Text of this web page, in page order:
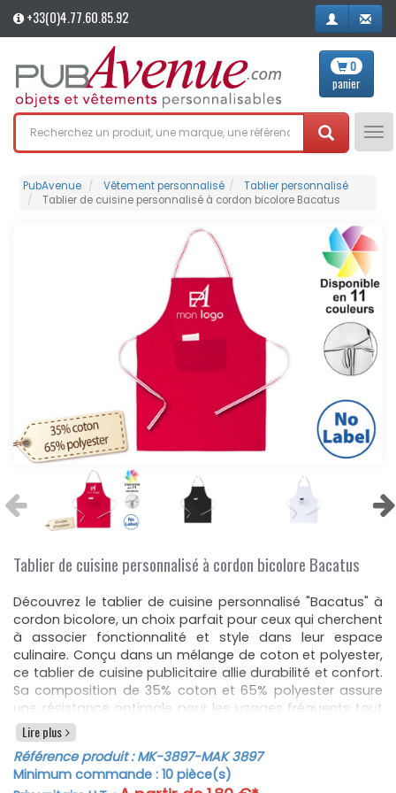
+33(0)4.77.60.85.92
0
panier
PubAvenue Vêtement personnalisé
Tablier personnalisé
Tablier de cuisine personnalisé à cordon bicolore Bacatus
Tablier de cuisine personnalisé à cordon bicolore Bacatus
Découvrez le tablier de cuisine personnalisé "Bacatus" à
cordon bicolore, un choix parfait pour ceux qui cherchent
à associer fonctionnalité et style dans leur espace
culinaire. Conçu dans un mélange de coton et polyester,
ce tablier de cuisine publicitaire allie durabilité et confort.
Sa composition de 35% coton et 65% polyester assure
une résistance optimale pour les usages fréquents tout
en facilitant l'entretien.
Avec une longueur de 65 cm et une hauteur de 90 cm, ce
tablier de cuisine couvre efficacement pour protéger vos
vêtements des éclaboussures et autres salissures. Le
Lire plus
Référence produit :MK-3897-MAK 3897
Minimum commande : 10 pièce(s)